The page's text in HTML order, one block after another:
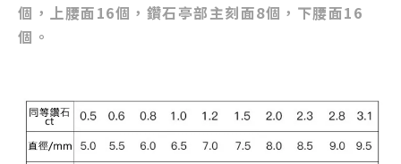
個，上腰面16個，鑽石亭部主刻面8個，下腰面16
個。